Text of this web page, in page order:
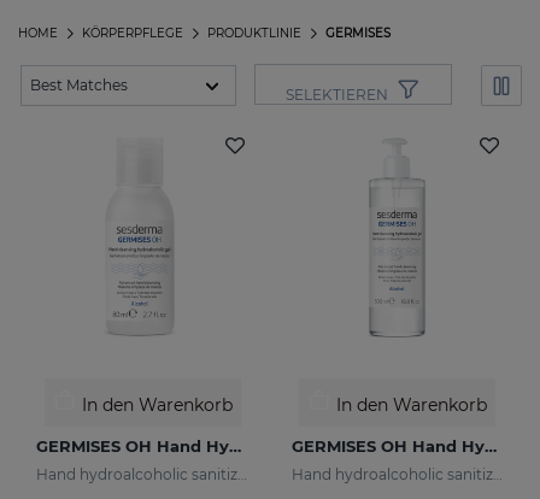
GERMISES
PRODUKTLINIE
KÖRPERPFLEGE
HOME
SELEKTIEREN
In den Warenkorb
GERMISES OH Hand Hydroalcoholic Gel 80ml
Hand hydroalcoholic sanitizing gel with alcohol
In den Warenkorb
GERMISES OH Hand Hydroalcoholic Gel 500ml
Hand hydroalcoholic sanitizing gel alcohol